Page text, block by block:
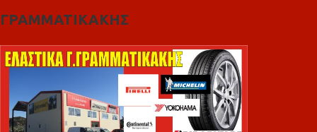
ΓΡΑΜΜΑΤΙΚΑΚΗΣ